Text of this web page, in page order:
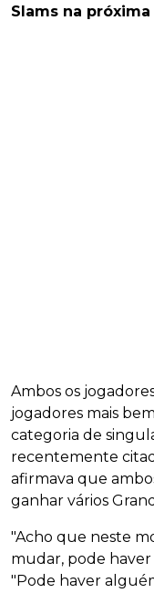
Slams na
Ambos os
jogadores mais
categoria de
recentemente
afirmava que
ganhar vários
"Acho que neste
mudar, pode haver
"Pode haver